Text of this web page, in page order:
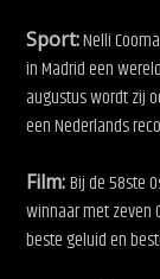
Sport:Nelli
in Madrid een
augustus wordt zij
een Nederlands
Film:Bij de 58ste
winnaar met zeven
beste geluid en